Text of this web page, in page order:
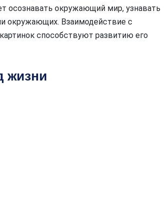
осознавать окружающий мир, узнавать
окружающих. Взаимодействие с
способствуют развитию его
жизни